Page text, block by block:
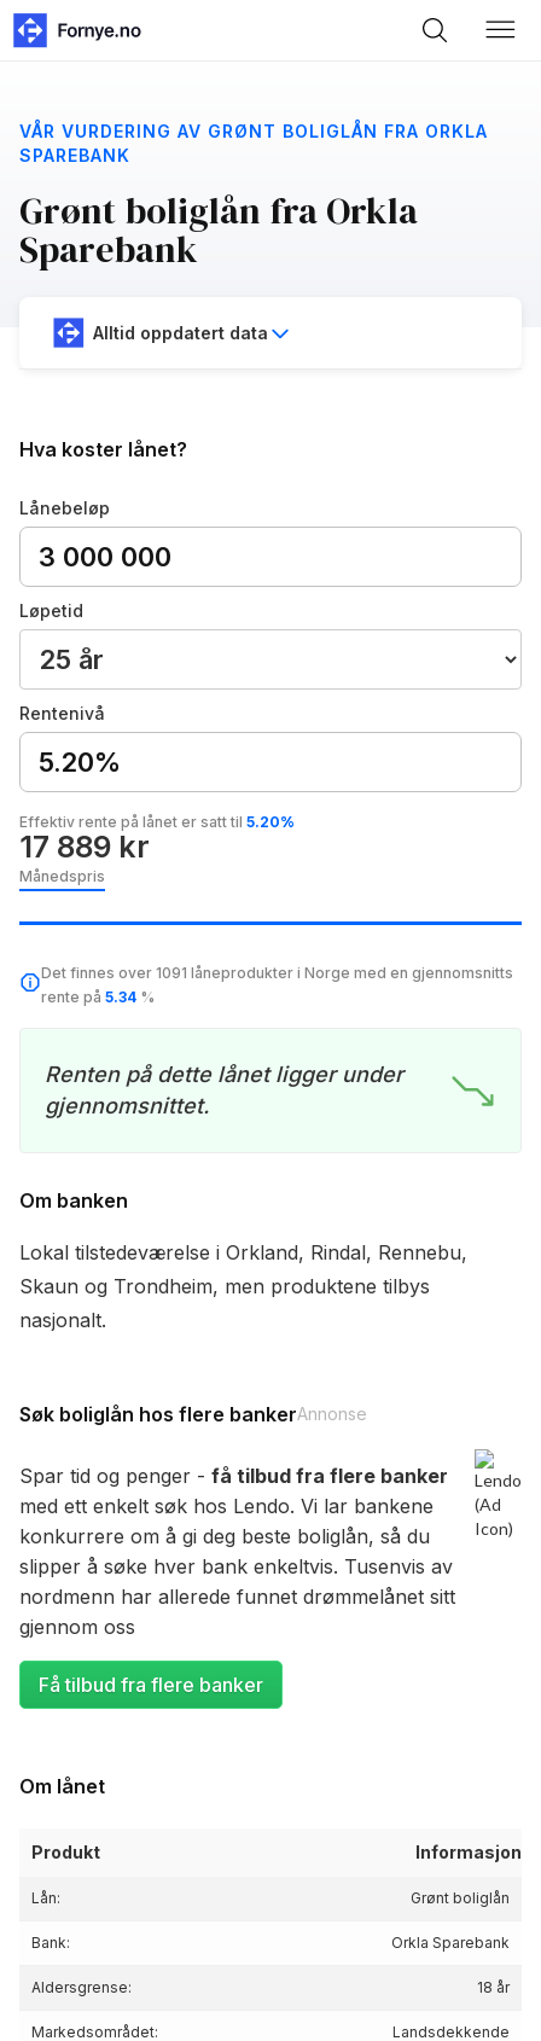
VÅR VURDERING AV GRØNT BOLIGLÅN FRA ORKLA
SPAREBANK
Grønt boliglån fra Orkla
Sparebank
Alltid oppdatert data
Hva koster lånet?
Lånebeløp
Løpetid
Rentenivå
5.20%
Effektiv rente på lånet er satt til 5.20%
17 889 kr
Månedspris
Det finnes over 1091 låneprodukter i Norge med en gjennomsnitts
rente på 5.34 %
Renten på dette lånet ligger under
gjennomsnittet.
Om banken
Lokal tilstedeværelse i Orkland, Rindal, Rennebu,
Skaun og Trondheim, men produktene tilbys
nasjonalt.
Søk boliglån hos flere bankerAnnonse
Spar tid og penger - få tilbud fra flere banker
med ett enkelt søk hos Lendo. Vi lar bankene
konkurrere om å gi deg beste boliglån, så du
slipper å søke hver bank enkeltvis. Tusenvis av
nordmenn har allerede funnet drømmelånet sitt
gjennom oss
Få tilbud fra flere banker
Om lånet
Produkt Informasjon
Lån: Grønt boliglån
Bank: Orkla Sparebank
Aldersgrense: 18 år
Markedsområdet: Landsdekkende